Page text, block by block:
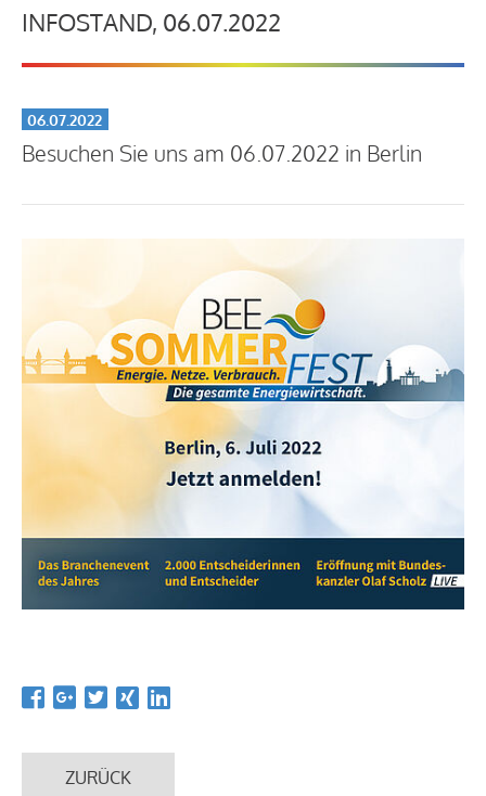
INFOSTAND, 06.07.2022
06.07.2022
Besuchen Sie uns am 06.07.2022 in Berlin
ZURÜCK